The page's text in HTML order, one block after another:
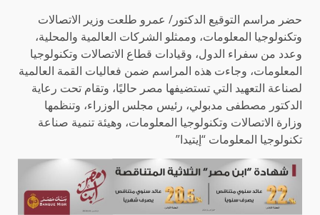
حضر مراسم التوقيع الدكتور/ عمرو طلعت وزير الاتصالات
وتكنولوجيا المعلومات، وممثلو الشركات العالمية والمحلية،
وعدد من سفراء الدول، وقيادات قطاع الاتصالات وتكنولوجيا
المعلومات، وجاءت هذه المراسم ضمن فعاليات القمة العالمية
لصناعة التعهيد التي تستضيفها مصر حاليًا، وتقام تحت رعاية
الدكتور مصطفى مدبولي، رئيس مجلس الوزراء، وتنظمها
وزارة الاتصالات وتكنولوجيا المعلومات، وهيئة تنمية صناعة
تكنولوجيا المعلومات “إيتيدا”